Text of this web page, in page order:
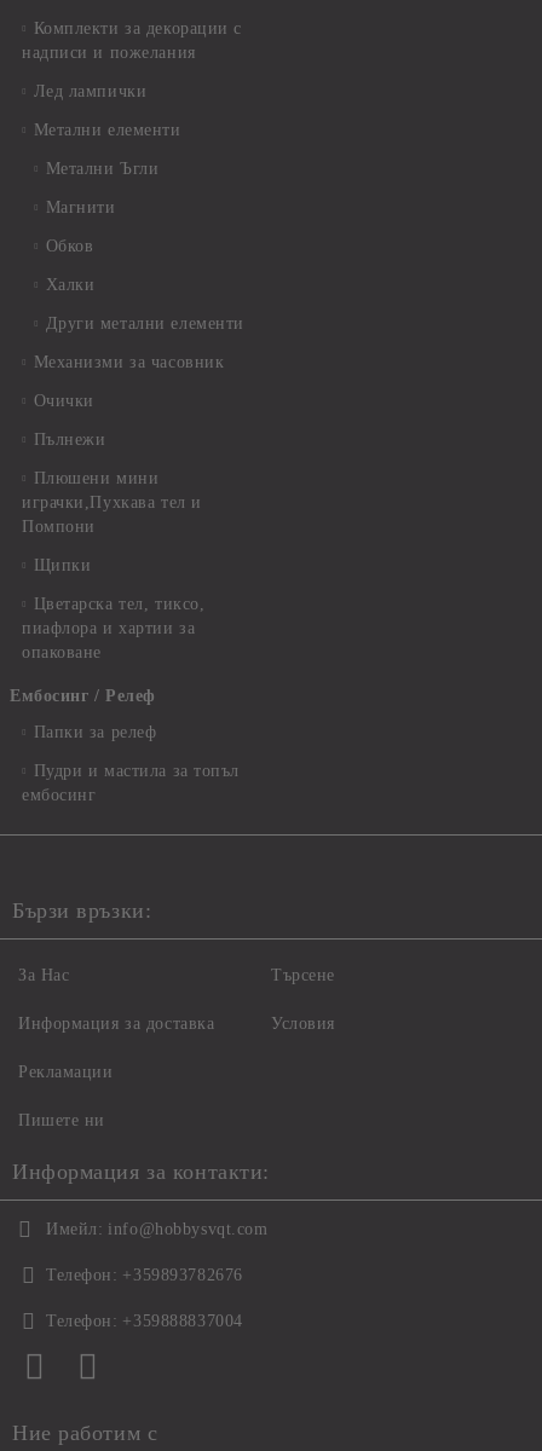
Комплекти за декорации с
надписи и пожелания
Лед лампички
Метални елементи
Метални Ъгли
Магнити
Обков
Халки
Други метални елементи
Механизми за часовник
Очички
Пълнежи
Плюшени мини
играчки,Пухкава тел и
Помпони
Щипки
Цветарска тел, тиксо,
пиафлора и хартии за
опаковане
Ембосинг / Релеф
Папки за релеф
Пудри и мастила за топъл
ембосинг
Бързи връзки:
За Нас
Информация за доставка
Рекламации
Пишете ни
Търсене
Условия
Информация за контакти:
Имейл: info@hobbysvqt.com
Телефон: +359893782676
Телефон: +359888837004
Ние работим с